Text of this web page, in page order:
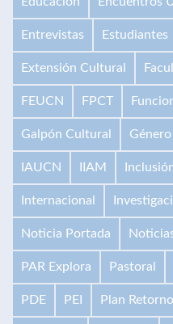
Entrevistas Estudiantes
Extensión Cultural
FEUCN FPCT
Galpón Cultural Género
IAUCN IIAM
Internacional
Noticia Portada
PAR Explora Pastoral
PDE PEI Plan